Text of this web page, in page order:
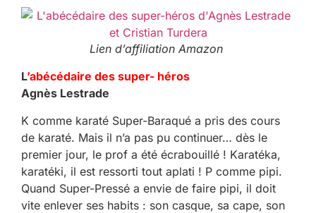
Lien d’affiliation Amazon
L’abécédaire des super- héros
Agnès Lestrade
K comme karaté Super-Baraqué a pris des cours
de karaté. Mais il n’a pas pu continuer… dès le
premier jour, le prof a été écrabouillé ! Karatéka,
karatéki, il est ressorti tout aplati ! P comme pipi.
Quand Super-Pressé a envie de faire pipi, il doit
vite enlever ses habits : son casque, sa cape, son